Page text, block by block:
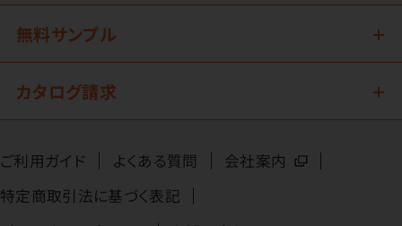
無料サンプル
カタログ請求
ご利用ガイド よくある質問
会社案内
特定商取引法に基づく表記